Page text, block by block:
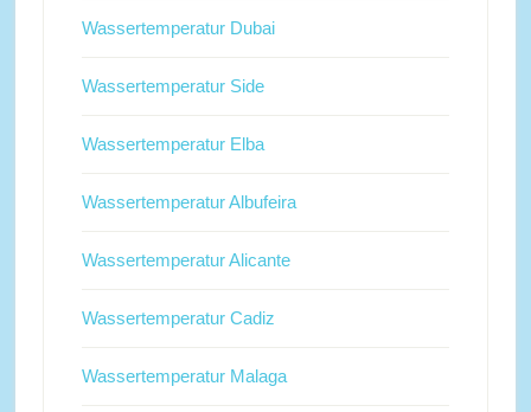
Wassertemperatur Dubai
Wassertemperatur Side
Wassertemperatur Elba
Wassertemperatur Albufeira
Wassertemperatur Alicante
Wassertemperatur Cadiz
Wassertemperatur Malaga